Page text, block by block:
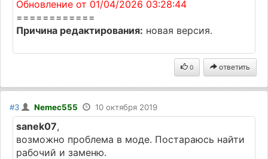
Обновление от 01/04/2026 03:28:44
============
Причина редактирования: новая версия.
0 ответить
#3 Nemec555 10 октября 2019
sanek07,
возможно проблема в моде. Постараюсь найти
рабочий и заменю.